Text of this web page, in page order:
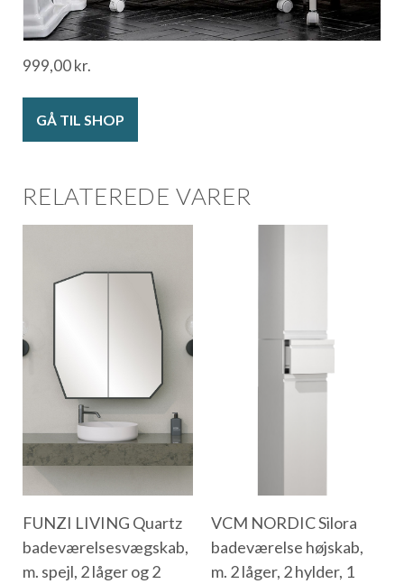
999,00kr.
GÅ TIL SHOP
RELATEREDE VARER
FUNZI LIVING Quartz
badeværelsesvægskab,
m. spejl, 2 låger og 2
VCM NORDIC Silora
badeværelse højskab,
m. 2 låger, 2 hylder, 1